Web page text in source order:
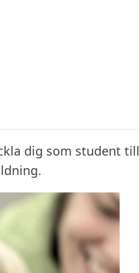
dig som student till